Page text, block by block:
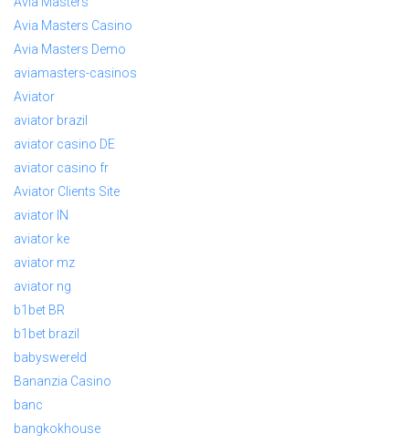
Avia Masters Casino
Avia Masters Demo
aviamasters-casinos
Aviator
aviator brazil
aviator casino DE
aviator casino fr
Aviator Clients Site
aviator IN
aviator ke
aviator mz
aviator ng
b1bet BR
b1bet brazil
babyswereld
Bananzia Casino
banc
bangkokhouse